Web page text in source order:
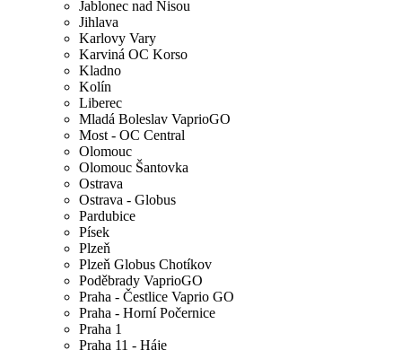
Jablonec nad Nisou
Jihlava
Karlovy Vary
Karviná OC Korso
Kladno
Kolín
Liberec
Mladá Boleslav VaprioGO
Most - OC Central
Olomouc
Olomouc Šantovka
Ostrava
Ostrava - Globus
Pardubice
Písek
Plzeň
Plzeň Globus Chotíkov
Poděbrady VaprioGO
Praha - Čestlice Vaprio GO
Praha - Horní Počernice
Praha 1
Praha 11 - Háje